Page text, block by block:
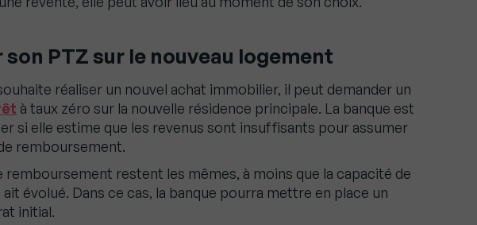
PTZ sur le nouveau logement
réaliser un nouvel achat immobilier, il peut demander un
à taux zéro sur la nouvelle résidence principale. La banque est
si elle estime que les revenus sont insuffisants pour assumer
remboursement.
remboursement restent les mêmes, à moins que la capacité de
évolué. Dans ce cas, la banque pourra mettre en place un
initial.